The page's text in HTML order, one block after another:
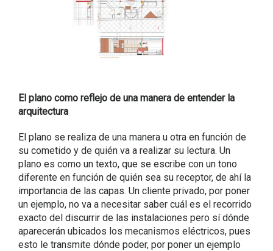
El plano como reflejo de una manera de entender la
arquitectura
El plano se realiza de una manera u otra en función de
su cometido y de quién va a realizar su lectura. Un
plano es como un texto, que se escribe con un tono
diferente en función de quién sea su receptor, de ahí la
importancia de las capas. Un cliente privado, por poner
un ejemplo, no va a necesitar saber cuál es el recorrido
exacto del discurrir de las instalaciones pero sí dónde
aparecerán ubicados los mecanismos eléctricos, pues
esto le transmite dónde poder, por poner un ejemplo